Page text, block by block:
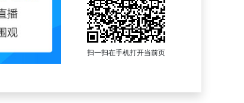
扫一扫在手机打开当前页